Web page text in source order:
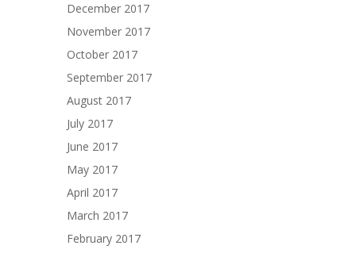
December 2017
November 2017
October 2017
September 2017
August 2017
July 2017
June 2017
May 2017
April 2017
March 2017
February 2017